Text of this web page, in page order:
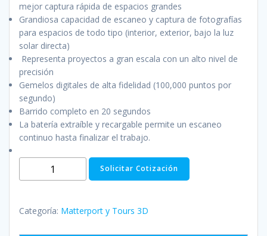
mejor captura rápida de espacios grandes
Grandiosa capacidad de escaneo y captura de fotografías
para espacios de todo tipo (interior, exterior, bajo la luz
solar directa)
Representa proyectos a gran escala con un alto nivel de
precisión
Gemelos digitales de alta fidelidad (100,000 puntos por
segundo)
Barrido completo en 20 segundos
La batería extraíble y recargable permite un escaneo
continuo hasta finalizar el trabajo.
Matterport
pro3
kit
Solicitar Cotización
Categoría: Matterport y Tours 3D